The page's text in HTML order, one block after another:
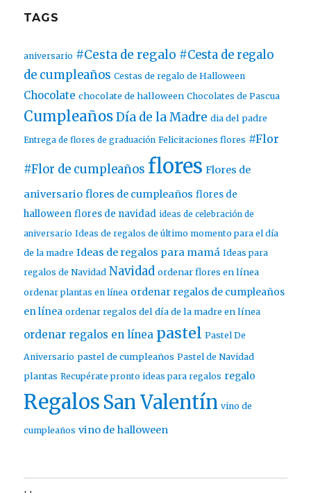
TAGS
aniversario #Cesta de regalo #Cesta de regalo
de cumpleaños Cestas de regalo de Halloween
Chocolate chocolate de halloween Chocolates de Pascua
Cumpleaños Día de la Madre dia del padre
Entrega de flores de graduación Felicitaciones flores #Flor
#Flor de cumpleaños flores Flores de
aniversario flores de cumpleaños flores de
halloween flores de navidad ideas de celebración de
aniversario Ideas de regalos de último momento para el día
de la madre Ideas de regalos para mamá Ideas para
regalos de Navidad Navidad ordenar flores en línea
ordenar plantas en línea ordenar regalos de cumpleaños
en línea ordenar regalos del día de la madre en línea
ordenar regalos en línea pastel Pastel De
Aniversario pastel de cumpleaños Pastel de Navidad
plantas Recupérate pronto ideas para regalos regalo
Regalos San Valentín vino de
cumpleaños vino de halloween